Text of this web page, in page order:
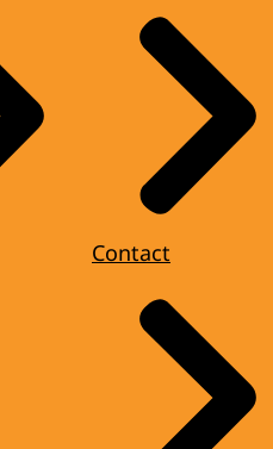
Contact